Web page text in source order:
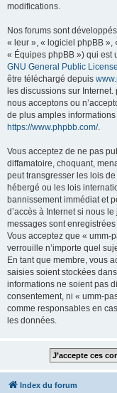
modifications.
Nos forums sont
« leur », « logiciel phpBB »,
« Équipes phpBB ») qui est
GNU General Public
être téléchargé depuis
les discussions sur
nous acceptons ou
de plus amples
https://www.phpbb.com/.
Vous acceptez de ne pas
diffamatoire, choquant,
peut transgresser les lois
hébergé ou les lois
bannissement immédiat et
d’accès à Internet si nous
messages sont
Vous acceptez que « umm-
verrouille n’importe quel
En tant que membre, vous
saisies soient stockées
informations ne soient pas
consentement, ni « umm-
comme responsables en
les données.
Index du forum